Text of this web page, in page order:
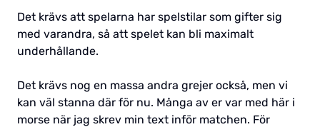
Det krävs att spelarna har spelstilar som gifter sig
med varandra, så att spelet kan bli maximalt
underhållande.
Det krävs nog en massa andra grejer också, men vi
kan väl stanna där för nu. Många av er var med här i
morse när jag skrev min text inför matchen. För